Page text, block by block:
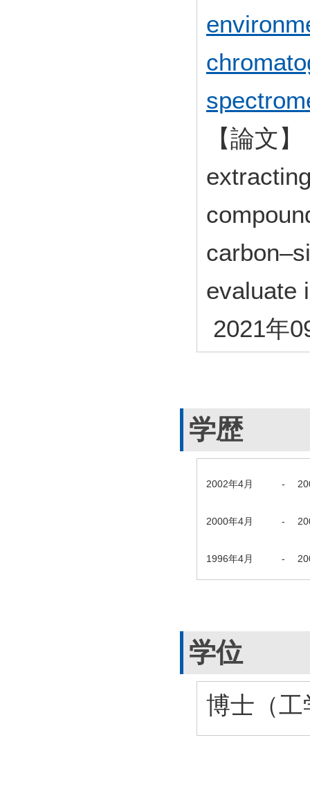
【論文
evaluate
2021年
学歴
2002年4月 -
2000年4月 -
1996年4月 -
学位
博士（